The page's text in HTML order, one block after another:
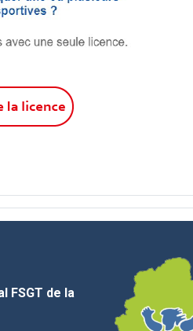
FSGT de la